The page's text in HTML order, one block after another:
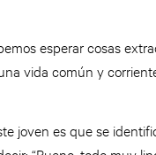
esperar cosas
vida común y
joven es que se